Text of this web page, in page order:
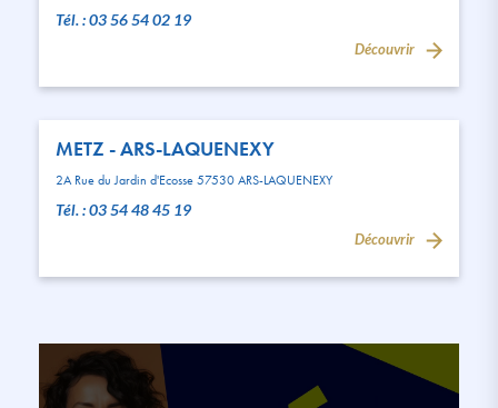
Tél. : 03 56 54 02 19
Découvrir
METZ - ARS-LAQUENEXY
2A Rue du Jardin d'Ecosse 57530 ARS-LAQUENEXY
Tél. : 03 54 48 45 19
Découvrir